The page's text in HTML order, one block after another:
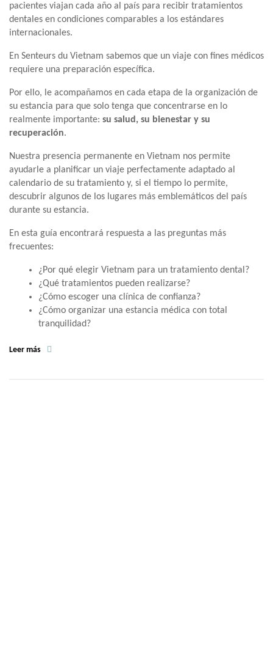
pacientes viajan cada año al país para recibir tratamientos
dentales en condiciones comparables a los estándares
internacionales.
En Senteurs du Vietnam sabemos que un viaje con fines médicos
requiere una preparación específica.
Por ello, le acompañamos en cada etapa de la organización de
su estancia para que solo tenga que concentrarse en lo
realmente importante: su salud, su bienestar y su
recuperación.
Nuestra presencia permanente en Vietnam nos permite
ayudarle a planificar un viaje perfectamente adaptado al
calendario de su tratamiento y, si el tiempo lo permite,
descubrir algunos de los lugares más emblemáticos del país
durante su estancia.
En esta guía encontrará respuesta a las preguntas más
frecuentes:
¿Por qué elegir Vietnam para un tratamiento dental?
¿Qué tratamientos pueden realizarse?
¿Cómo escoger una clínica de confianza?
¿Cómo organizar una estancia médica con total
tranquilidad?
Leer más